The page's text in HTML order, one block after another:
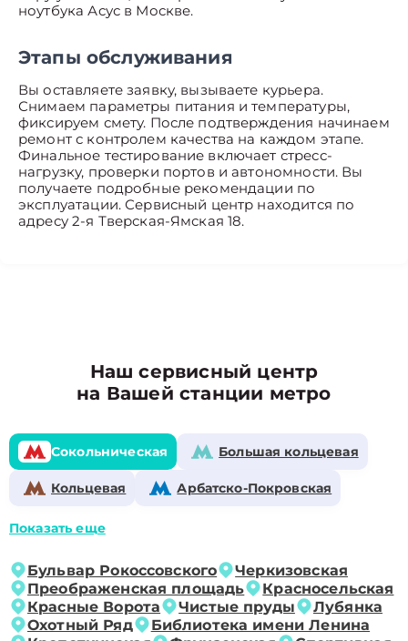
ноутбука Асус в Москве.
Этапы обслуживания
Вы оставляете заявку, вызываете курьера.
Снимаем параметры питания и температуры,
фиксируем смету. После подтверждения начинаем
ремонт с контролем качества на каждом этапе.
Финальное тестирование включает стресс-
нагрузку, проверки портов и автономности. Вы
получаете подробные рекомендации по
эксплуатации. Сервисный центр находится по
адресу 2-я Тверская-Ямская 18.
Наш сервисный центр
на Вашей станции метро
Сокольническая Большая кольцевая
Кольцевая Арбатско-Покровская
Показать еще
Бульвар Рокоссовского
Черкизовская
Преображенская площадь
Красносельская
Красные Ворота
Чистые пруды
Лубянка
Охотный Ряд
Библиотека имени Ленина